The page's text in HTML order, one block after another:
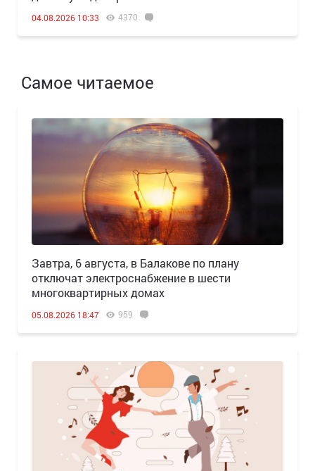
04.08.2026 10:33 4370
Самое читаемое
Завтра, 6 августа, в Балакове по плану
отключат электроснабжение в шести
многоквартирных домах
05.08.2026 18:47 959